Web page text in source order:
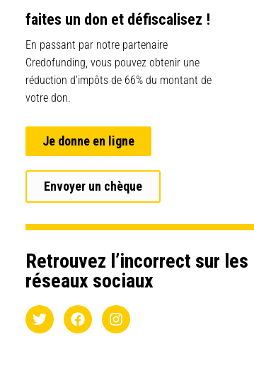
faites un don et défiscalisez !
En passant par notre partenaire
Credofunding, vous pouvez obtenir une
réduction d’impôts de 66% du montant de
votre don.
Je donne en ligne
Envoyer un chèque
Retrouvez l’incorrect sur les
réseaux sociaux